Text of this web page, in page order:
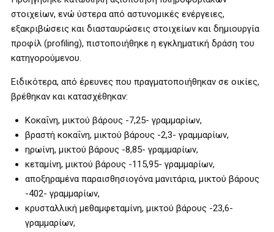
στοιχείων, ενώ ύστερα από αστυνομικές ενέργειες,
εξακριβώσεις και διασταυρώσεις στοιχείων και δημιουργία
προφίλ (profiling), πιστοποιήθηκε η εγκληματική δράση του
κατηγορούμενου.
Ειδικότερα, από έρευνες που πραγματοποιήθηκαν σε οικίες,
βρέθηκαν και κατασχέθηκαν:
Κοκαΐνη, μικτού βάρους -7,25- γραμμαρίων,
βραστή κοκαΐνη, μικτού βάρους -2,3- γραμμαρίων,
ηρωίνη, μικτού βάρους -8,85- γραμμαρίων,
κεταμίνη, μικτού βάρους -115,95- γραμμαρίων,
αποξηραμένα παραισθησιογόνα μανιτάρια, μικτού βάρους
-402- γραμμαρίων,
κρυσταλλική μεθαμφεταμίνη, μικτού βάρους -23,6-
γραμμαρίων,